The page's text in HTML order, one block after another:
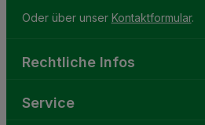
Oder über unser Kontaktformular.
Rechtliche Infos
Service